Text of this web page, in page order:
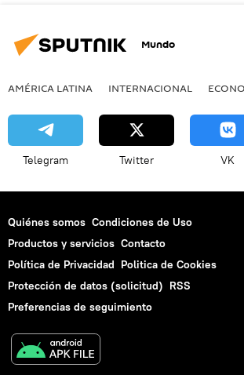
Mundo
AMÉRICA LATINA INTERNACIONAL
Telegram Twitter VK
Quiénes somos Condiciones de Uso
Productos y servicios Contacto
Política de Privacidad Politica de Cookies
Protección de datos (solicitud) RSS
Preferencias de seguimiento